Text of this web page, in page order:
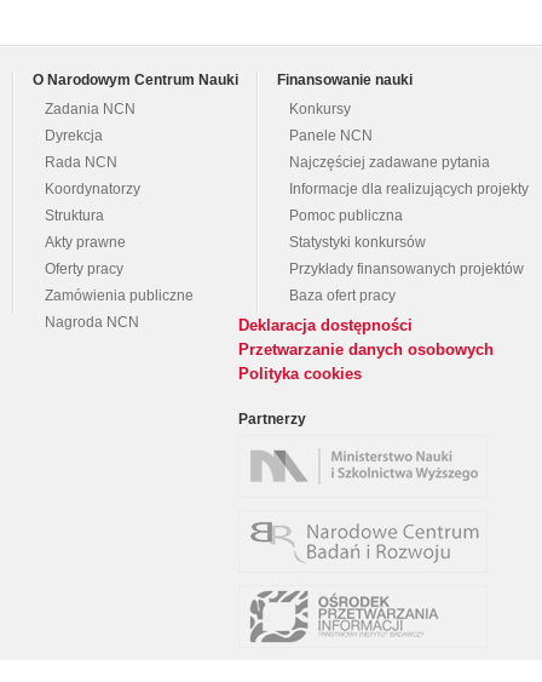
O Narodowym Centrum Nauki
Zadania NCN
Dyrekcja
Rada NCN
Koordynatorzy
Struktura
Akty prawne
Oferty pracy
Zamówienia publiczne
Nagroda NCN
Finansowanie nauki
Konkursy
Panele NCN
Najczęściej zadawane pytania
Informacje dla realizujących projekty
Pomoc publiczna
Statystyki konkursów
Przykłady finansowanych projektów
Baza ofert pracy
Deklaracja dostępności
Przetwarzanie danych osobowych
Polityka cookies
Partnerzy